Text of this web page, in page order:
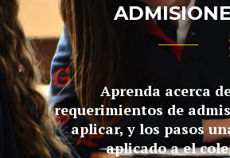
Aprenda acerca
requerimientos de
aplicar, y los pasos
aplicado a el